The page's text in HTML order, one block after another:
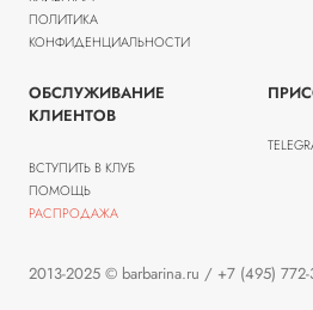
ПОЛИТИКА
КОНФИДЕНЦИАЛЬНОСТИ
ОБСЛУЖИВАНИЕ
КЛИЕНТОВ
ВСТУПИТЬ В КЛУБ
ПОМОЩЬ
РАСПРОДАЖА
2013-2025 © barbarina.ru / +7 (495) 772-